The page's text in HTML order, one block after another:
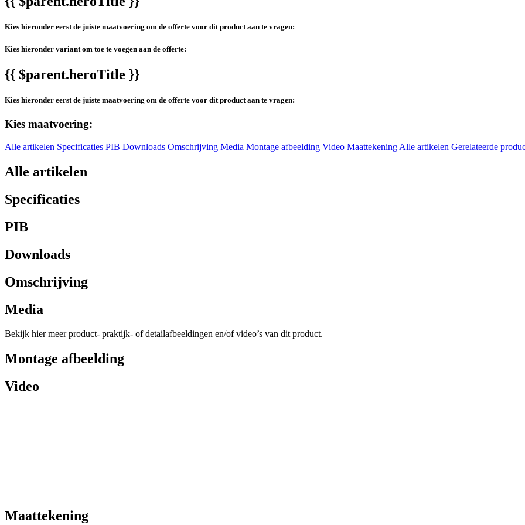
Kies hieronder eerst de juiste maatvoering om de offerte voor dit product aan te vragen:
Kies hieronder variant om toe te voegen aan de offerte:
{{ $parent.heroTitle }}
Kies hieronder eerst de juiste maatvoering om de offerte voor dit product aan te vragen:
Kies maatvoering:
Alle artikelen Specificaties PIB Downloads Omschrijving Media Montage afbeelding Video Maattekening Alle artikelen Gerelateerde
Alle artikelen
Specificaties
PIB
Downloads
Omschrijving
Media
Bekijk hier meer product- praktijk- of detailafbeeldingen en/of video’s van dit product.
Montage afbeelding
Video
Maattekening